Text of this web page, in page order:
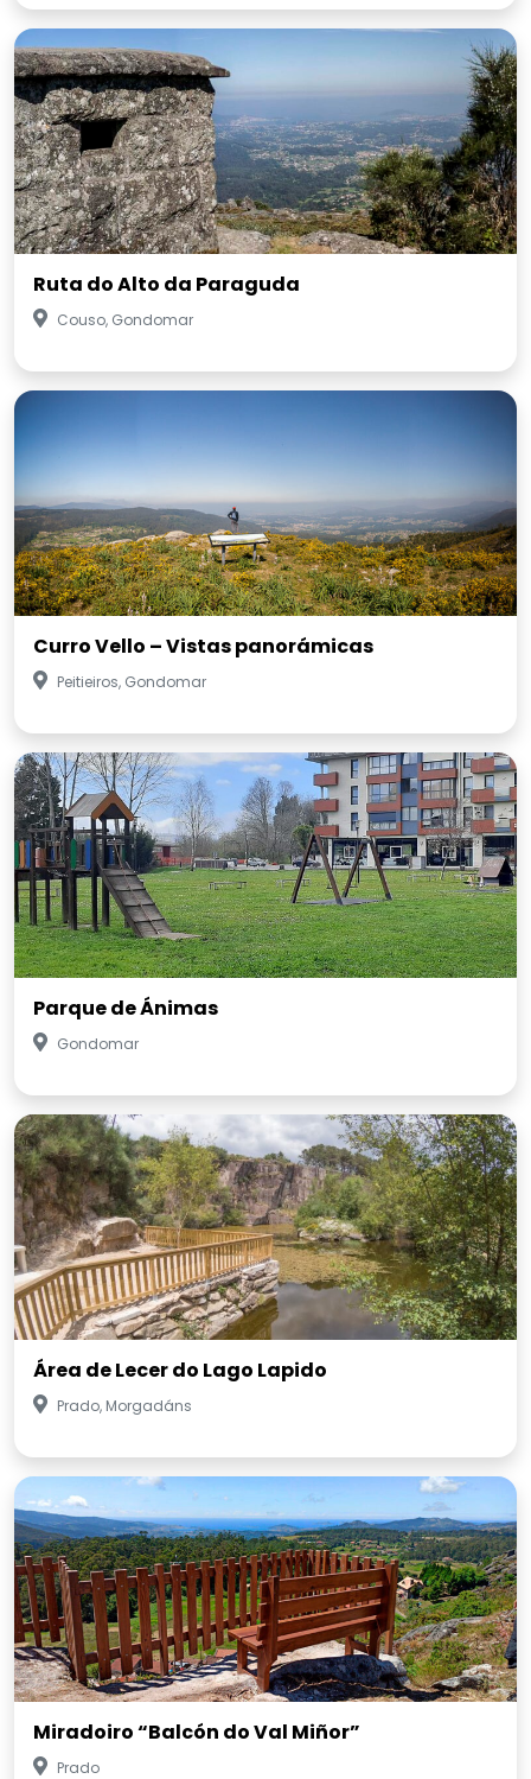
Ruta do Alto da Paraguda
Couso, Gondomar
Curro Vello – Vistas panorámicas
Peitieiros, Gondomar
Parque de Ánimas
Gondomar
Área de Lecer do Lago Lapido
Prado, Morgadáns
Miradoiro “Balcón do Val Miñor”
Prado